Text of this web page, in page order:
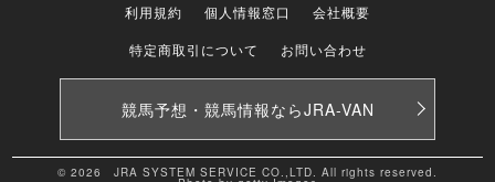
利用規約
個人情報窓口
会社概要
特定商取引について
お問い合わせ
競馬予想・競馬情報ならJRA-VAN
© 2026 JRA SYSTEM SERVICE CO.,LTD. All rights reserved.